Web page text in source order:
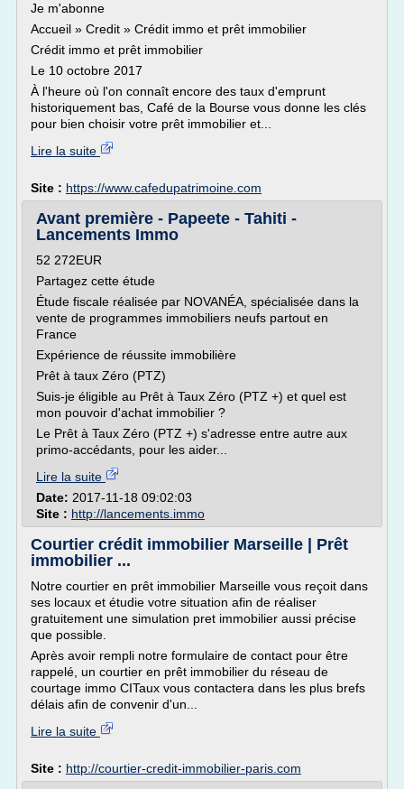
Je m'abonne
Accueil » Credit » Crédit immo et prêt immobilier
Crédit immo et prêt immobilier
Le 10 octobre 2017
À l'heure où l'on connaît encore des taux d'emprunt
historiquement bas, Café de la Bourse vous donne les clés
pour bien choisir votre prêt immobilier et...
Lire la suite
Site : https://www.cafedupatrimoine.com
Avant première - Papeete - Tahiti -
Lancements Immo
52 272EUR
Partagez cette étude
Étude fiscale réalisée par NOVANÉA, spécialisée dans la
vente de programmes immobiliers neufs partout en
France
Expérience de réussite immobilière
Prêt à taux Zéro (PTZ)
Suis-je éligible au Prêt à Taux Zéro (PTZ +) et quel est
mon pouvoir d'achat immobilier ?
Le Prêt à Taux Zéro (PTZ +) s'adresse entre autre aux
primo-accédants, pour les aider...
Lire la suite
Date: 2017-11-18 09:02:03
Site : http://lancements.immo
Courtier crédit immobilier Marseille | Prêt
immobilier ...
Notre courtier en prêt immobilier Marseille vous reçoit dans
ses locaux et étudie votre situation afin de réaliser
gratuitement une simulation pret immobilier aussi précise
que possible.
Après avoir rempli notre formulaire de contact pour être
rappelé, un courtier en prêt immobilier du réseau de
courtage immo CITaux vous contactera dans les plus brefs
délais afin de convenir d'un...
Lire la suite
Site : http://courtier-credit-immobilier-paris.com